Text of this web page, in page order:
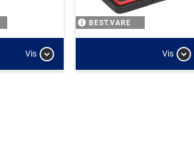
Vis
BEST.VARE
Vis